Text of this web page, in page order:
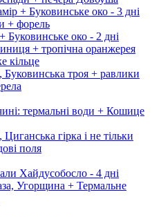
+ Буковинське око - 3 дні
+ форель
Буковинське око - 2 дні
+ тропічна оранжерея
кільце
Буковинська троя + равлики
термальні води + Кошице
гірка і не тільки
поля
Хайдусобосло - 4 дні
Угорщина + Термальне